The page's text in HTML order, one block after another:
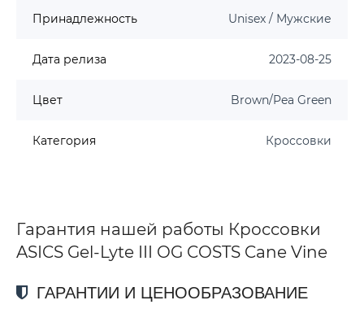
Принадлежность Unisex / Мужские
Дата релиза 2023-08-25
Цвет Brown/Pea Green
Категория Кроссовки
Гарантия нашей работы Кроссовки
ASICS Gel-Lyte III OG COSTS Cane Vine
ГАРАНТИИ И ЦЕНООБРАЗОВАНИЕ